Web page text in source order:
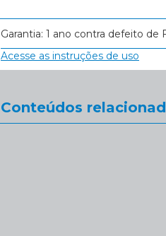
Garantia: 1 ano contra defeito de
Acesse as instruções de uso
Conteúdos